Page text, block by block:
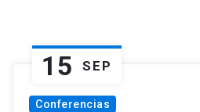
15 SEP
Conferencias